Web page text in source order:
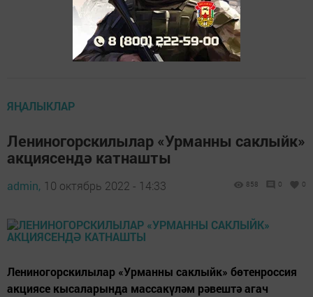
ЯҢАЛЫКЛАР
Лениногорскилылар «Урманны саклыйк»
акциясендә катнашты
admin, 10 октябрь 2022 - 14:33 858 0 0
Лениногорскилылар «Урманны саклыйк» бөтенроссия
акциясе кысаларында массакүләм рәвештә агач